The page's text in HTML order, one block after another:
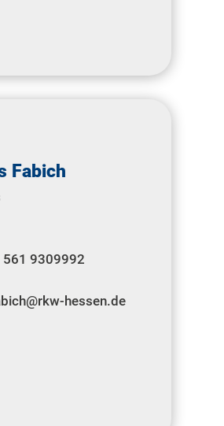
Fabich
561 9309992
hessen.de